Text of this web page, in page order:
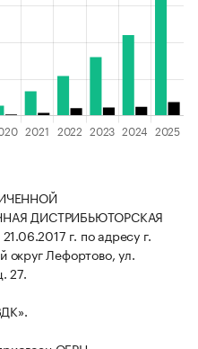
ДИСТРИБЬЮТОРСКАЯ
г. по адресу г.
округ Лефортово, ул.
27.